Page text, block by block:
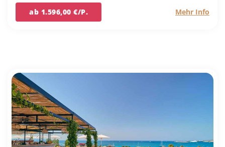
ab 1.596,00 €/P. Mehr Info